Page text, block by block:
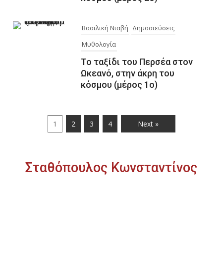
Βασιλική Νιαβή Δημοσιεύσεις
Μυθολογία
Το ταξίδι του Περσέα στον
Ωκεανό, στην άκρη του
κόσμου (μέρος 1ο)
1 2 3 4 Next »
Σταθόπουλος Κωνσταντίνος